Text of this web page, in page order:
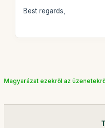
Best regards,
Magyarázat ezekről az